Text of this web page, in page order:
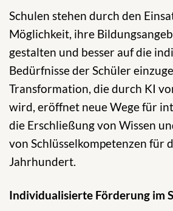
Schulen stehen durch den
Möglichkeit, ihre
gestalten und besser auf die
Bedürfnisse der Schüler
Transformation, die durch KI
wird, eröffnet neue Wege für
die Erschließung von Wissen
von Schlüsselkompetenzen für
Jahrhundert.
Individualisierte Förderung im